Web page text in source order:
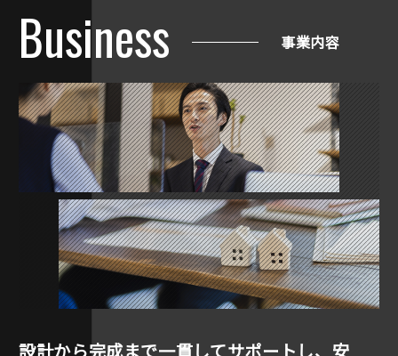
Business 事業内容